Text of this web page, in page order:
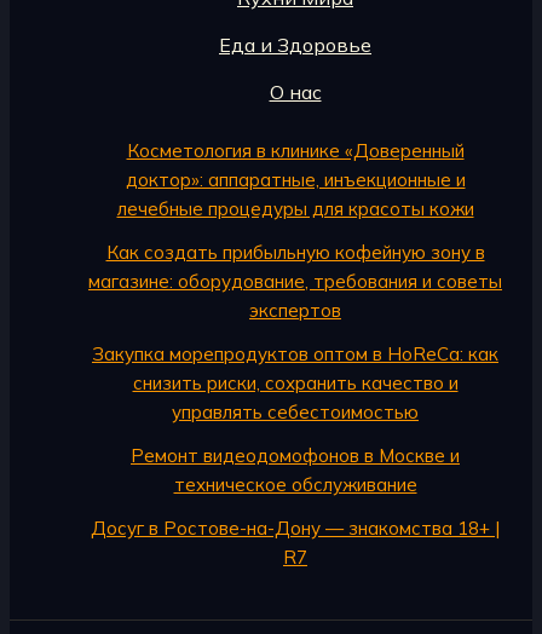
Еда и Здоровье
О нас
Косметология в клинике «Доверенный
доктор»: аппаратные, инъекционные и
лечебные процедуры для красоты кожи
Как создать прибыльную кофейную зону в
магазине: оборудование, требования и советы
экспертов
Закупка морепродуктов оптом в HoReCa: как
снизить риски, сохранить качество и
управлять себестоимостью
Ремонт видеодомофонов в Москве и
техническое обслуживание
Досуг в Ростове-на-Дону — знакомства 18+ |
R7